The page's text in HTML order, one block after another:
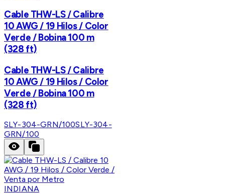
Cable THW-LS / Calibre
10 AWG / 19 Hilos / Color
Verde / Bobina 100 m
(328 ft)
Cable THW-LS / Calibre
10 AWG / 19 Hilos / Color
Verde / Bobina 100 m
(328 ft)
SLY-304-GRN/100SLY-304-
GRN/100
INDIANA